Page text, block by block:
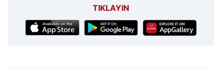
TIKLAYIN